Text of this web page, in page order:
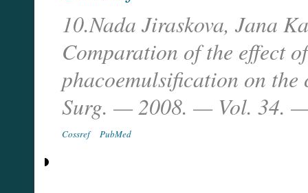
10.Nada Jiraskova, Jana
Comparation of the effect
phacoemulsification on
Surg. — 2008. — Vol. 34.
Cossref PubMed